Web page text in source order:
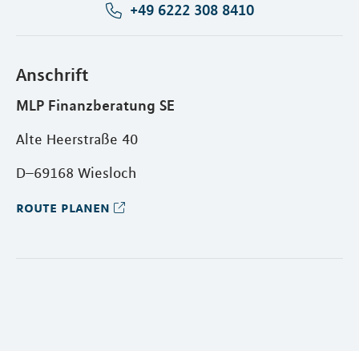
+49 6222 308 8410
Anschrift
MLP Finanzberatung SE
Alte Heerstraße 40
D–69168 Wiesloch
route planen